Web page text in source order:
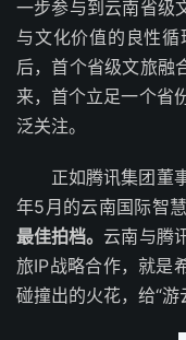
一步参与到云南省级
与文化价值的良性
后，首个省级文旅融
来，首个立足一个省
泛关注。
正如腾讯集团董
年5月的云南国际智
最佳拍档。 云南与腾
旅IP战略合作，就是
碰撞出的火花，给“游